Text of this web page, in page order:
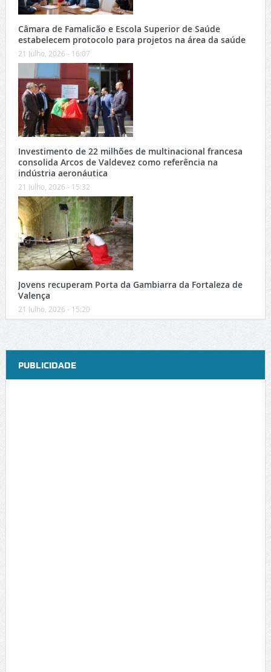
Câmara de Famalicão e Escola Superior de Saúde
estabelecem protocolo para projetos na área da saúde
21 Julho, 2026 - 16:07
Investimento de 22 milhões de multinacional francesa
consolida Arcos de Valdevez como referência na
indústria aeronáutica
21 Julho, 2026 - 15:32
Jovens recuperam Porta da Gambiarra da Fortaleza de
Valença
21 Julho, 2026 - 15:20
PUBLICIDADE